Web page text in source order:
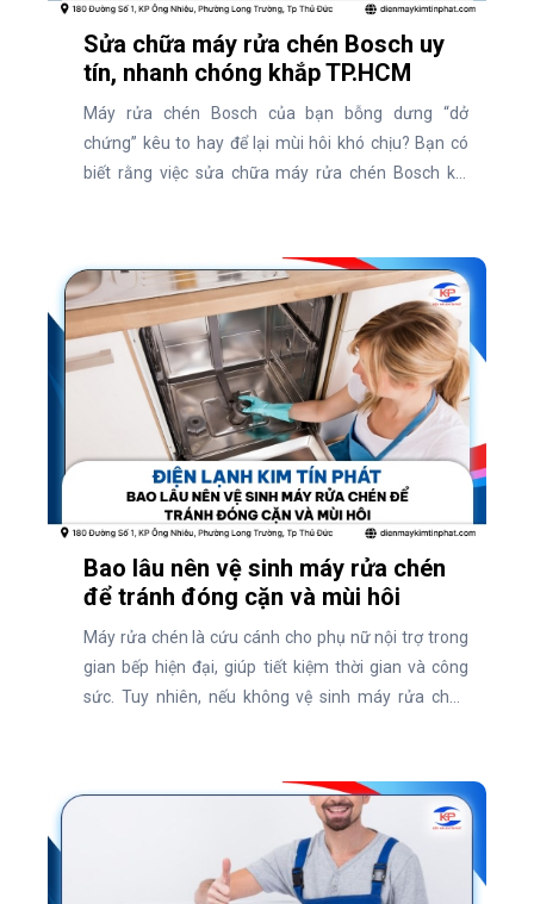
Sửa chữa máy rửa chén Bosch uy
tín, nhanh chóng khắp TP.HCM
Máy rửa chén Bosch của bạn bỗng dưng “dở
chứng” kêu to hay để lại mùi hôi khó chịu? Bạn có
biết rằng việc sửa chữa máy rửa chén Bosch kịp
vấn đề này ngày càng tăng cao. Vậy đâu là địa chỉ
sửa chữa máy rửa chén Bosch chuyên nghiệp?
Cùng khám phá ngay qua bài viết dưới đây!
Bao lâu nên vệ sinh máy rửa chén
để tránh đóng cặn và mùi hôi
Máy rửa chén là cứu cánh cho phụ nữ nội trợ trong
gian bếp hiện đại, giúp tiết kiệm thời gian và công
sức. Tuy nhiên, nếu không vệ sinh máy rửa chén
rửa chén để giữ máy luôn sạch sẽ và hoạt động hiệu
quả? Cùng tìm hiểu ngay qua bài viết dưới đây!